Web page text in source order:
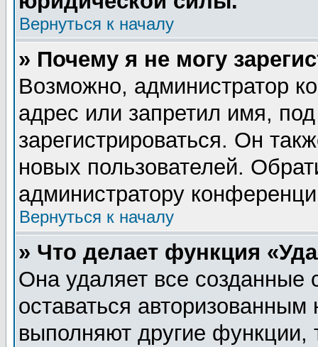
Вернуться к началу
» Почему я не могу
Возможно, администратор
адрес или запретил имя,
зарегистрироваться. Он
новых пользователей.
администратору
Вернуться к началу
» Что делает функция
Она удаляет все созданные
оставаться
выполняют другие функции,